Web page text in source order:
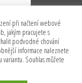
při načtení webové
jakým pracujete s
podvodné chování
informace naleznete
Souhlas můžete